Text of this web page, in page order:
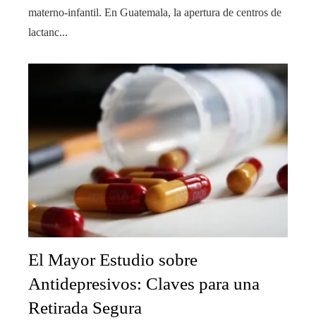
materno-infantil. En Guatemala, la apertura de centros de
lactanc...
El Mayor Estudio sobre
Antidepresivos: Claves para una
Retirada Segura